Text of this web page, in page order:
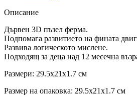
Описание
Дървен 3D пъзел ферма.
Подпомага развитието на фината
Развива логическото мислене.
Подходящ за деца над 12 месечна
Размери: 29.5x21x1.7 см
Размер на опаковка: 29.5x21x1.7 см